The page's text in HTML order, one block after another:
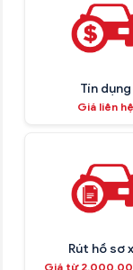
Tín dụng
Giá liên hệ
Rút hồ sơ
Giá từ